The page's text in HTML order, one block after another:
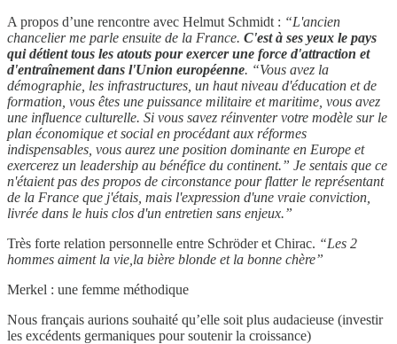
A propos d’une rencontre avec Helmut Schmidt : “L'ancien
chancelier me parle ensuite de la France. C'est à ses yeux le pays
qui détient tous les atouts pour exercer une force d'attraction et
d'entraînement dans l'Union européenne. “Vous avez la
démographie, les infrastructures, un haut niveau d'éducation et de
formation, vous êtes une puissance militaire et maritime, vous avez
une influence culturelle. Si vous savez réinventer votre modèle sur le
plan économique et social en procédant aux réformes
indispensables, vous aurez une position dominante en Europe et
exercerez un leadership au bénéfice du continent.” Je sentais que ce
n'étaient pas des propos de circonstance pour flatter le représentant
de la France que j'étais, mais l'expression d'une vraie conviction,
livrée dans le huis clos d'un entretien sans enjeux.”
Très forte relation personnelle entre Schröder et Chirac. “Les 2
hommes aiment la vie,la bière blonde et la bonne chère”
Merkel : une femme méthodique
Nous français aurions souhaité qu’elle soit plus audacieuse (investir
les excédents germaniques pour soutenir la croissance)